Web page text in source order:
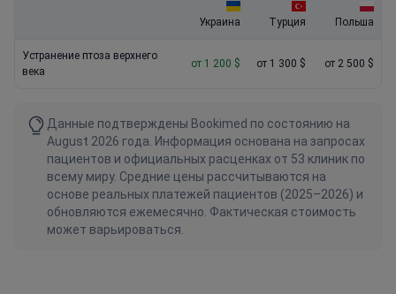
Украина Турция Польша
Устранение птоза верхнего
века
от 1 200 $ от 1 300 $ от 2 500 $
Данные подтверждены Bookimed по состоянию на
August 2026 года. Информация основана на запросах
пациентов и официальных расценках от 53 клиник по
всему миру. Средние цены рассчитываются на
основе реальных платежей пациентов (2025–2026) и
обновляются ежемесячно. Фактическая стоимость
может варьироваться.